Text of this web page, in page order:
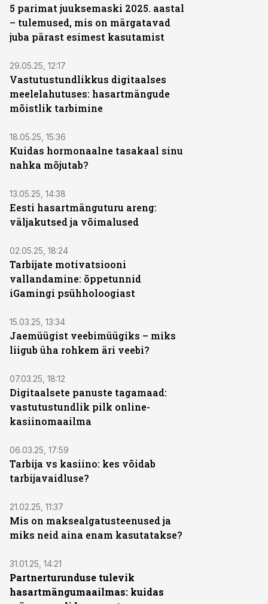
5 parimat juuksemaski 2025. aastal
– tulemused, mis on märgatavad
juba pärast esimest kasutamist
29.05.25, 12:17
Vastutustundlikkus digitaalses
meelelahutuses: hasartmängude
mõistlik tarbimine
18.05.25, 15:36
Kuidas hormonaalne tasakaal sinu
nahka mõjutab?
13.05.25, 14:38
Eesti hasartmänguturu areng:
väljakutsed ja võimalused
02.05.25, 18:24
Tarbijate motivatsiooni
vallandamine: õppetunnid
iGamingi psühholoogiast
15.03.25, 13:34
Jaemüügist veebimüügiks – miks
liigub üha rohkem äri veebi?
07.03.25, 18:12
Digitaalsete panuste tagamaad:
vastutustundlik pilk online-
kasiinomaailma
06.03.25, 17:59
Tarbija vs kasiino: kes võidab
tarbijavaidluse?
21.02.25, 11:37
Mis on maksealgatusteenused ja
miks neid aina enam kasutatakse?
31.01.25, 14:21
Partnerturunduse tulevik
hasartmängumaailmas: kuidas